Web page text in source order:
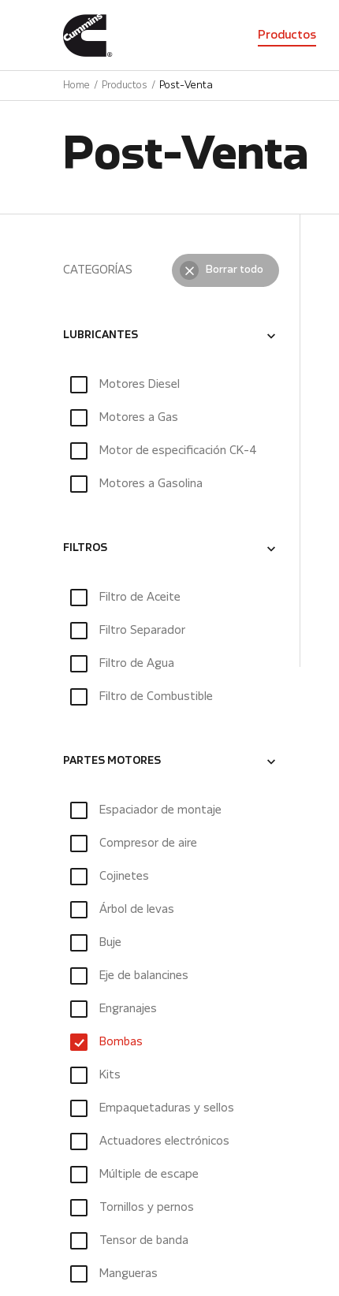
Productos
Home Productos Post-Venta
Post-Venta
CATEGORÍAS Borrar todo
LUBRICANTES
Motores Diesel
Motores a Gas
Motor de especificación CK-4
Motores a Gasolina
FILTROS
Filtro de Aceite
Filtro Separador
Filtro de Agua
Filtro de Combustible
PARTES MOTORES
Espaciador de montaje
Compresor de aire
Cojinetes
Árbol de levas
Buje
Eje de balancines
Engranajes
Bombas
Kits
Empaquetaduras y sellos
Actuadores electrónicos
Múltiple de escape
Tornillos y pernos
Tensor de banda
Mangueras